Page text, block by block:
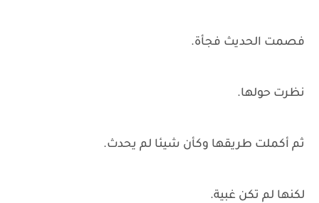
فصمت الحديث فجأة.
نظرت حولها.
ثم أكملت طريقها وكأن شيئا لم يحدث.
لكنها لم تكن غبية.